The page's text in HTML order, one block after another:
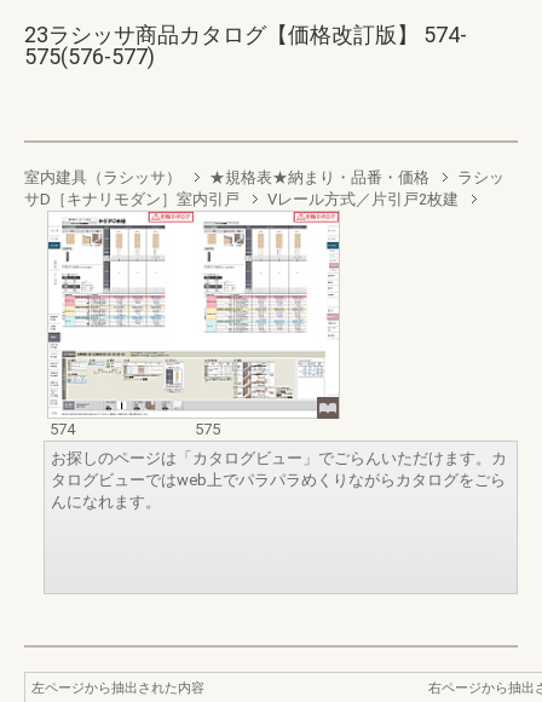
23ラシッサ商品カタログ【価格改訂版】 574-
575(576-577)
室内建具（ラシッサ） ★規格表★納まり・品番・価格
ラシッ
サD［キナリモダン］室内引戸
Vレール方式／片引戸2枚建
574
575
お探しのページは「カタログビュー」でごらんいただけます。カ
タログビューではweb上でパラパラめくりながらカタログをごら
んになれます。
左ページから抽出された内容
右ページから抽出